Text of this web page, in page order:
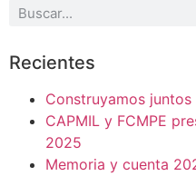
Recientes
Construyamos
CAPMIL y FCMPE
2025
Memoria y cuenta